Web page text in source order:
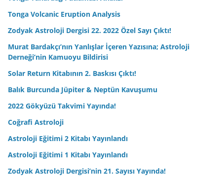
Tonga Volcanic Eruption Analysis
Zodyak Astroloji Dergisi 22. 2022 Özel Sayı Çıktı!
Murat Bardakçı’nın Yanlışlar İçeren Yazısına; Astroloji
Derneği’nin Kamuoyu Bildirisi
Solar Return Kitabının 2. Baskısı Çıktı!
Balık Burcunda Jüpiter & Neptün Kavuşumu
2022 Gökyüzü Takvimi Yayında!
Coğrafi Astroloji
Astroloji Eğitimi 2 Kitabı Yayınlandı
Astroloji Eğitimi 1 Kitabı Yayınlandı
Zodyak Astroloji Dergisi’nin 21. Sayısı Yayında!